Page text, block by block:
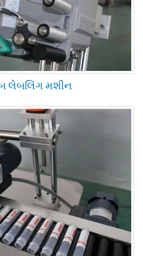
લેબલિંગ મશીન